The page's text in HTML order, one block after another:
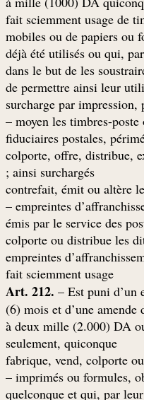
1- fait sciemment usage de
mobiles ou de papiers ou
déjà été utilisés ou qui,
dans le but de les
2- surcharge par
moyen les timbres-poste
fiduciaires postales,
colporte, offre, distribue,
ainsi surchargés ;
3- contrefait, émit ou altère
empreintes
émis par le service des
colporte ou distribue les
empreintes
fait sciemment usage
Art. 212. – Est puni d’un
(6) mois et d’une amende
: à deux mille (2.000) DA
seulement, quiconque
1- fabrique, vend, colporte
imprimés ou formules,
quelconque et qui, par